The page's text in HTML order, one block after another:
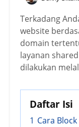
Terkadang
website
domain
layanan
dilakukan
Daftar Isi
1 Cara